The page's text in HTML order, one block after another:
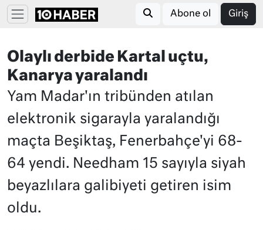
Abone ol Giriş
Olaylı derbide Kartal uçtu,
Kanarya yaralandı
Yam Madar'ın tribünden atılan
elektronik sigarayla yaralandığı
maçta Beşiktaş, Fenerbahçe'yi 68-
64 yendi. Needham 15 sayıyla siyah
beyazlılara galibiyeti getiren isim
oldu.